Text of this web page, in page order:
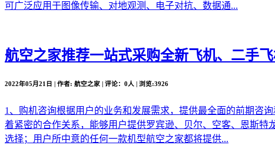
可广泛应用于图像传输、对地观测、电子对抗、数据通...
航空之家推荐一站式采购全新飞机、二手
2022年05月21日 | 作者: 航空之家 | 评论：0人 | 浏览:3926
1、购机咨询根据用户的业务和发展需求，提供最全面的前期咨
着紧密的合作关系，能够用户提供罗宾逊、贝尔、空客、恩斯
选择；用户所中意的任何一款机型航空之家都将提供...